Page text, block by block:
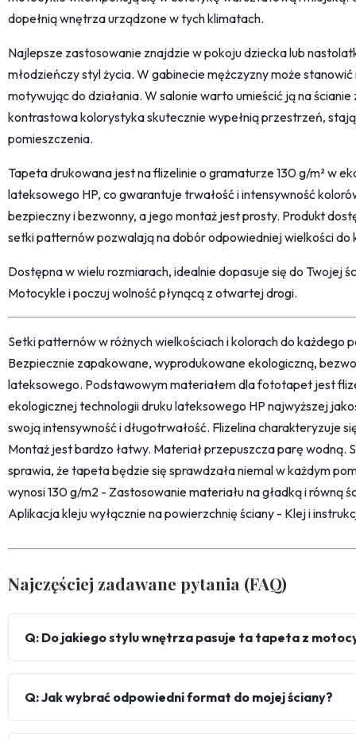
dopełnią wnętrza urządzone w tych klimatach.
Najlepsze zastosowanie znajdzie w pokoju dziecka lub
młodzieńczy styl życia. W gabinecie mężczyzny może
motywując do działania. W salonie warto umieścić ją na
kontrastowa kolorystyka skutecznie wypełnią przestrzeń,
pomieszczenia.
Tapeta drukowana jest na flizelinie o gramaturze 130 g/m² w
lateksowego HP, co gwarantuje trwałość i intensywność
bezpieczny i bezwonny, a jego montaż jest prosty. Produkt
setki patternów pozwalają na dobór odpowiedniej wielkości do
Dostępna w wielu rozmiarach, idealnie dopasuje się do Twojej
Motocykle i poczuj wolność płynącą z otwartej drogi.
Setki patternów w różnych wielkościach i kolorach do każdego
Bezpiecznie zapakowane, wyprodukowane ekologiczną,
lateksowego. Podstawowym materiałem dla fototapet jest
ekologicznej technologii druku lateksowego HP najwyższej
swoją intensywność i długotrwałość. Flizelina charakteryzuje
Montaż jest bardzo łatwy. Materiał przepuszcza parę wodną.
sprawia, że tapeta będzie się sprawdzała niemal w każdym
wynosi 130 g/m2 - Zastosowanie materiału na gładką i równą
Aplikacja kleju wyłącznie na powierzchnię ściany - Klej i
Najczęściej zadawane pytania (FAQ)
Q: Do jakiego stylu wnętrza pasuje ta tapeta z
Q: Jak wybrać odpowiedni format do mojej ściany?